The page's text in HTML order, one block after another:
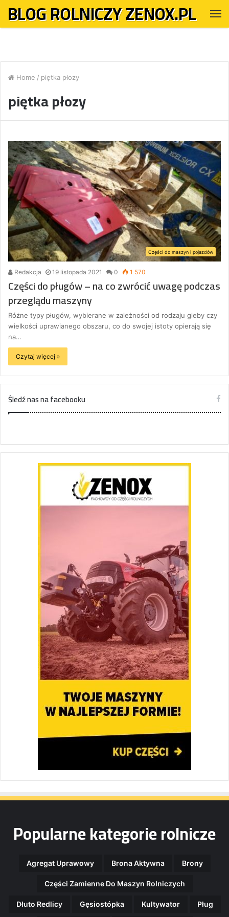
BLOG ROLNICZY ZENOX.PL
Home / piętka płozy
piętka płozy
Części do maszyn i pojazdów
Redakcja 19 listopada 2021 0 1 570
Części do pługów – na co zwrócić uwagę podczas
przeglądu maszyny
Różne typy pługów, wybierane w zależności od rodzaju gleby czy
wielkości uprawianego obszaru, co do swojej istoty opierają się
na…
Czytaj więcej »
Śledź nas na facebooku
Popularne kategorie rolnicze
Agregat Uprawowy Brona Aktywna Brony
Części Zamienne Do Maszyn Rolniczych
Dłuto Redlicy Gęsiostópka Kultywator Pług